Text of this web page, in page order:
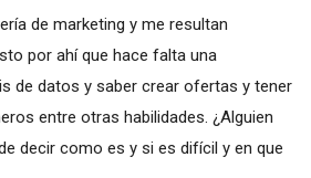
de marketing y me resultan
por ahí que hace falta una
de datos y saber crear ofertas y tener
entre otras habilidades. ¿Alguien
decir como es y si es difícil y en que